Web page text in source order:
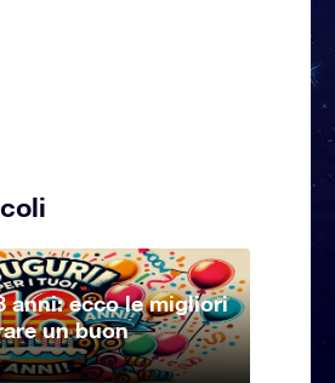
anni: ecco le migliori
un buon